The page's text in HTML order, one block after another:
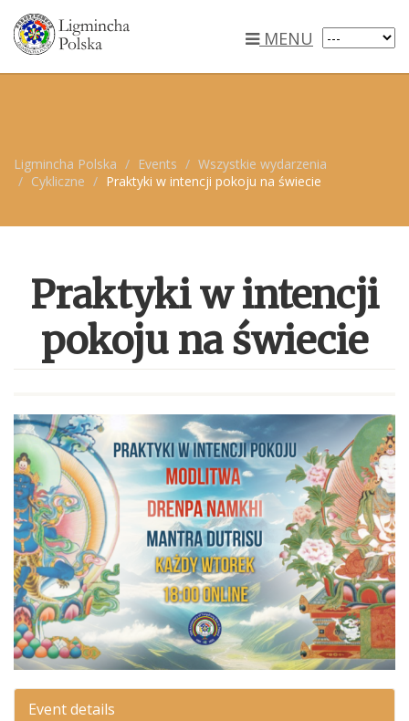
MENU
Ligmincha Polska Events
Wszystkie wydarzenia
Cykliczne
Praktyki w intencji pokoju na świecie
Praktyki w intencji
pokoju na świecie
Event details